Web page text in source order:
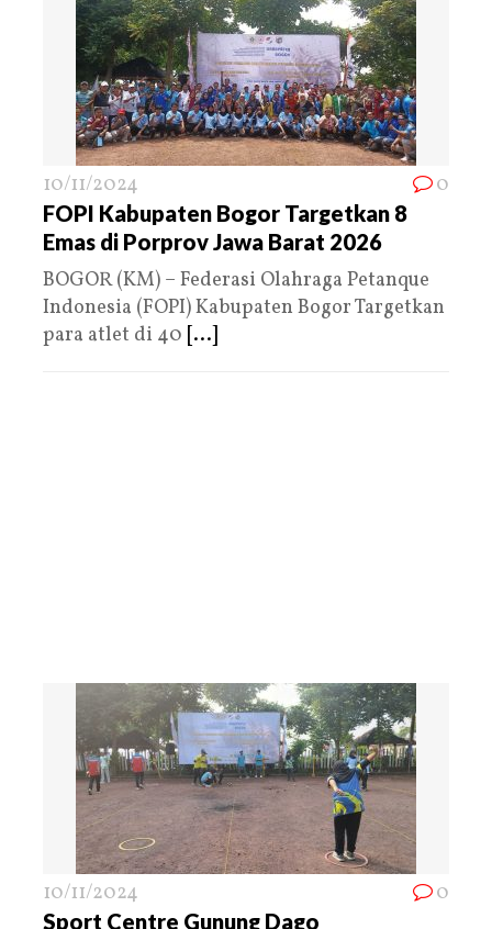
10/11/2024 0
FOPI Kabupaten Bogor Targetkan 8
Emas di Porprov Jawa Barat 2026
BOGOR (KM) – Federasi Olahraga Petanque
Indonesia (FOPI) Kabupaten Bogor Targetkan
para atlet di 40 [...]
10/11/2024 0
Sport Centre Gunung Dago